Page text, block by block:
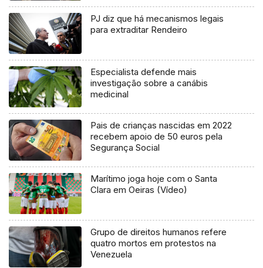
PJ diz que há mecanismos legais
para extraditar Rendeiro
Especialista defende mais
investigação sobre a canábis
medicinal
Pais de crianças nascidas em 2022
recebem apoio de 50 euros pela
Segurança Social
Marítimo joga hoje com o Santa
Clara em Oeiras (Vídeo)
Grupo de direitos humanos refere
quatro mortos em protestos na
Venezuela